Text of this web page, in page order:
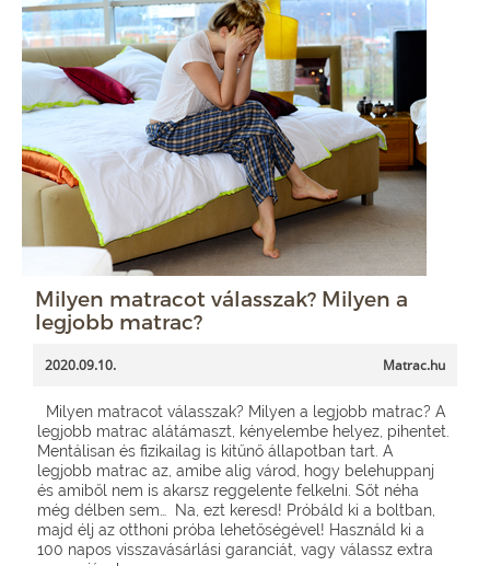
Milyen matracot válasszak? Milyen a
legjobb matrac?
2020.09.10. Matrac.hu
Milyen matracot válasszak? Milyen a legjobb matrac? A
legjobb matrac alátámaszt, kényelembe helyez, pihentet.
Mentálisan és fizikailag is kitűnő állapotban tart. A
legjobb matrac az, amibe alig várod, hogy belehuppanj
és amiből nem is akarsz reggelente felkelni. Sőt néha
még délben sem… Na, ezt keresd! Próbáld ki a boltban,
majd élj az otthoni próba lehetőségével! Használd ki a
100 napos visszavásárlási garanciát, vagy válassz extra